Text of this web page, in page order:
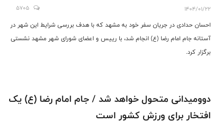
1404/01/22
5705
احسان حدادی در جریان سفر خود به مشهد که با هدف بررسی شرایط این شهر در
آستانه جام امام رضا (ع) انجام شد، با رییس و اعضای شورای شهر مشهد نشستی
برگزار کرد.
دوومیدانی متحول خواهد شد / جام امام رضا (ع) یک
افتخار برای ورزش کشور است